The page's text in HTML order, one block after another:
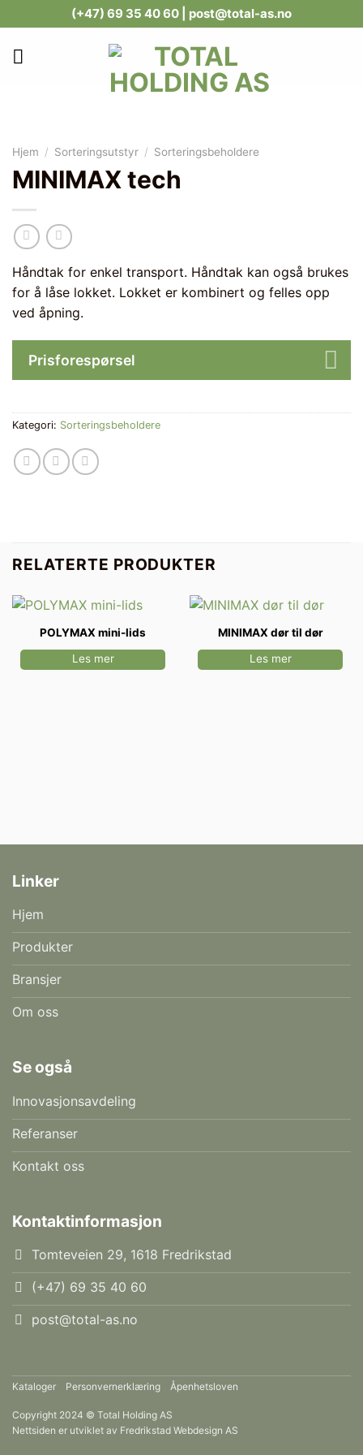
to
content
(+47) 69 35 40 60 | post@total-as.no
Hjem / Sorteringsutstyr / Sorteringsbeholdere
MINIMAX tech
Håndtak for enkel transport. Håndtak kan også brukes
for å låse lokket. Lokket er kombinert og felles opp
ved åpning.
Prisforespørsel
Kategori: Sorteringsbeholdere
RELATERTE PRODUKTER
POLYMAX mini-lids
Les mer
MINIMAX dør til dør
Les mer
Linker
Hjem
Produkter
Bransjer
Om oss
Se også
Innovasjonsavdeling
Referanser
Kontakt oss
Kontaktinformasjon
Tomteveien 29, 1618 Fredrikstad
(+47) 69 35 40 60
post@total-as.no
Kataloger Personvernerklæring Åpenhetsloven
Copyright 2024 © Total Holding AS
Nettsiden er utviklet av Fredrikstad Webdesign AS